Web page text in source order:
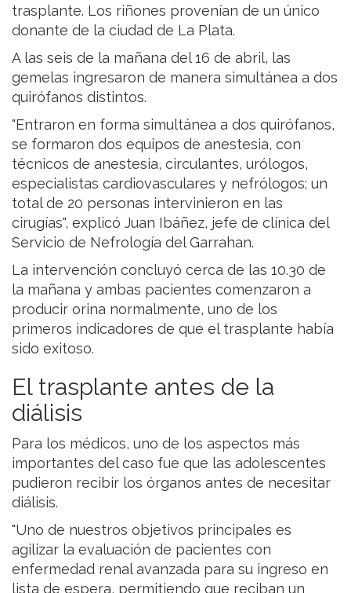
trasplante. Los riñones provenían de un único
donante de la ciudad de La Plata.
A las seis de la mañana del 16 de abril, las
gemelas ingresaron de manera simultánea a dos
quirófanos distintos.
"Entraron en forma simultánea a dos quirófanos,
se formaron dos equipos de anestesia, con
técnicos de anestesia, circulantes, urólogos,
especialistas cardiovasculares y nefrólogos; un
total de 20 personas intervinieron en las
cirugías", explicó Juan Ibáñez, jefe de clínica del
Servicio de Nefrología del Garrahan.
La intervención concluyó cerca de las 10.30 de
la mañana y ambas pacientes comenzaron a
producir orina normalmente, uno de los
primeros indicadores de que el trasplante había
sido exitoso.
El trasplante antes de la
diálisis
Para los médicos, uno de los aspectos más
importantes del caso fue que las adolescentes
pudieron recibir los órganos antes de necesitar
diálisis.
"Uno de nuestros objetivos principales es
agilizar la evaluación de pacientes con
enfermedad renal avanzada para su ingreso en
lista de espera, permitiendo que reciban un